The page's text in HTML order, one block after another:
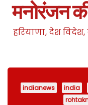
मनोरंजन
हरियाणा, देश
indianews india